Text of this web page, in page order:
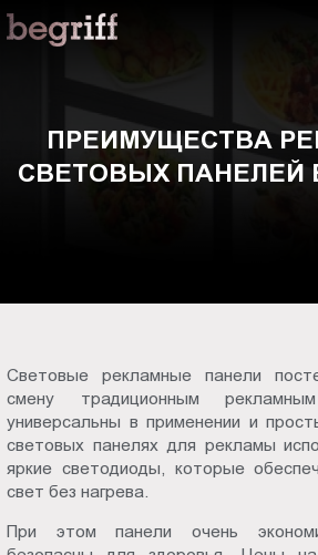
Преимущества
рекламных
световых
панелей
Тольятти
ПРЕИМУЩЕСТВА
СВЕТОВЫХ ПАНЕЛЕЙ
Световые рекламные панели
смену традиционным
универсальны в применении и
световых панелях для рекламы
яркие светодиоды, которые
свет без нагрева.
При этом панели очень
ООО
"Компания
620016
д.
707
sales@begriff.ru
+73433454747
RUB
Пн.-
9.00-